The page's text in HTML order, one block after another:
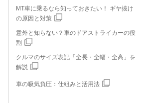
MT車に乗るなら知っておきたい！ ギヤ抜け
の原因と対策
意外と知らない？車のドアストライカーの役
割
クルマのサイズ表記「全長・全幅・全高」を
解説
車の吸気負圧：仕組みと活用法